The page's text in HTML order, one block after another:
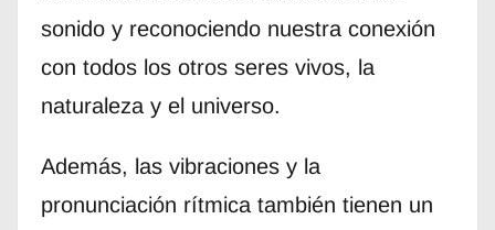
sonido y reconociendo nuestra conexión
con todos los otros seres vivos, la
naturaleza y el universo.
Además, las vibraciones y la
pronunciación rítmica también tienen un